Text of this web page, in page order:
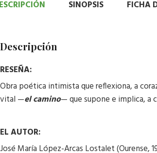
SINOPSIS FICHA
Descripción
RESEÑA:
Obra poética intimista que reflexiona, a
vital —el camino— que supone e implica, a
EL AUTOR:
José María López-Arcas Lostalet (Ourense,